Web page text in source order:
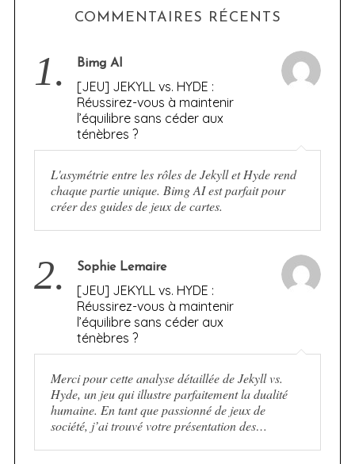
COMMENTAIRES RÉCENTS
1. Bimg AI
[JEU] JEKYLL vs. HYDE :
Réussirez-vous à maintenir
l’équilibre sans céder aux
ténèbres ?
L'asymétrie entre les rôles de Jekyll et Hyde rend
chaque partie unique. Bimg AI est parfait pour
créer des guides de jeux de cartes.
2. Sophie Lemaire
[JEU] JEKYLL vs. HYDE :
Réussirez-vous à maintenir
l’équilibre sans céder aux
ténèbres ?
Merci pour cette analyse détaillée de Jekyll vs.
Hyde, un jeu qui illustre parfaitement la dualité
humaine. En tant que passionné de jeux de
société, j’ai trouvé votre présentation des…